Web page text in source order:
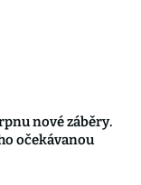
nové záběry.
očekávanou